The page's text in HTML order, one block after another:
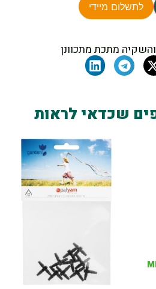
לתשלום מיידי
מתכת מתכוונן
שכדאי לראות